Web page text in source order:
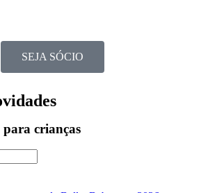
SEJA SÓCIO
crianças